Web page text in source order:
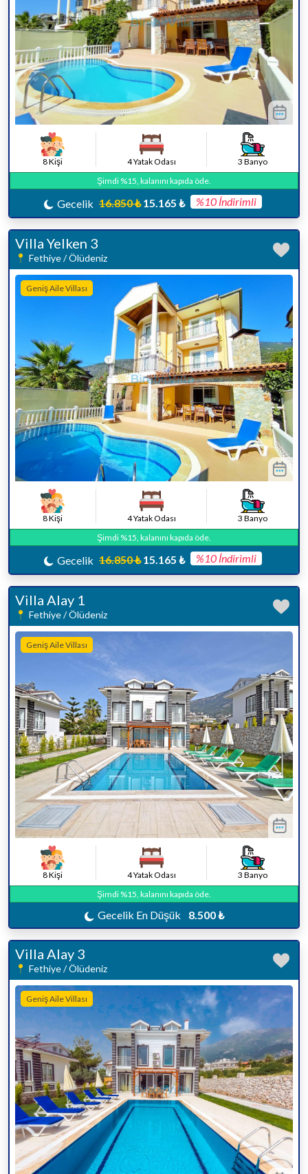
8 Kişi 4 Yatak Odası
3 Banyo
Şimdi %15, kalanını kapıda öde.
Gecelik 16.850 ₺ 15.165 ₺ %10 İndirimli
Villa Yelken 3
Fethiye / Ölüdeniz
Geniş Aile Villası
8 Kişi 4 Yatak Odası
3 Banyo
Şimdi %15, kalanını kapıda öde.
Gecelik 16.850 ₺ 15.165 ₺ %10 İndirimli
Villa Alay 1
Fethiye / Ölüdeniz
Geniş Aile Villası
8 Kişi 4 Yatak Odası
3 Banyo
Şimdi %15, kalanını kapıda öde.
Gecelik En Düşük 8.500 ₺
Villa Alay 3
Fethiye / Ölüdeniz
Geniş Aile Villası